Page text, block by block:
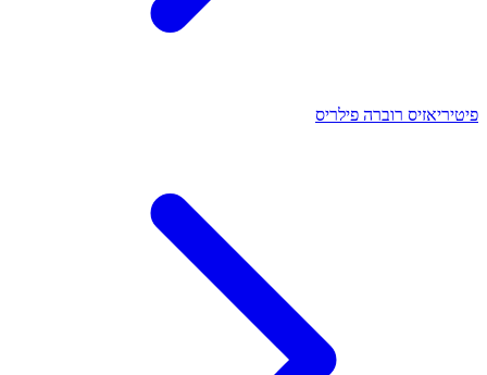
פיטיריאזיס רוברה פילריס